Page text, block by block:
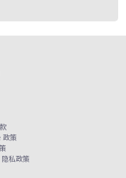
政策
私政策